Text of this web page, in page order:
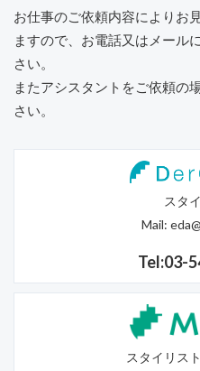
お仕事のご依頼内容によりお
ますので、 お電話又はメール
さい。
またアシスタントをご依頼の
さい。
スタ
Mail:
Tel:03-
スタイリス